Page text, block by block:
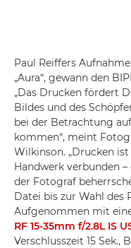
Paul Reiffers
„Aura“, gewann den
„Das Drucken fördert
Bildes und des
bei der Betrachtung
kommen“, meint
Wilkinson. „Drucken
Handwerk verbunden
der Fotograf
Datei bis zur Wahl des
Aufgenommen mit
RF 15-35mm f/2.8L IS
Verschlusszeit 15 Sek.,